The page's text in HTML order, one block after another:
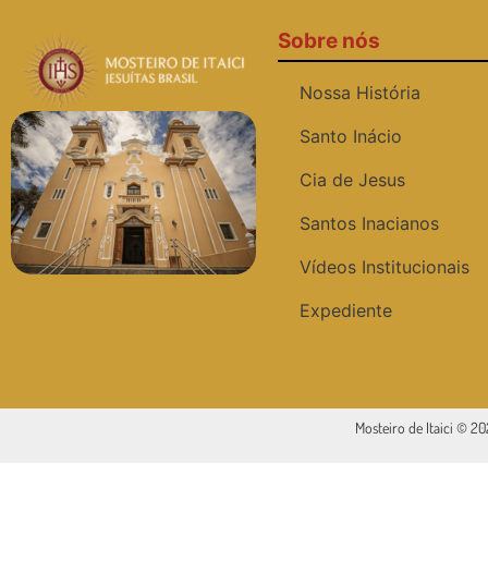
Sobre nós
Nossa História
Santo Inácio
Cia de Jesus
Santos Inacianos
Vídeos Institucionais
Expediente
Mosteiro de Itaici ©